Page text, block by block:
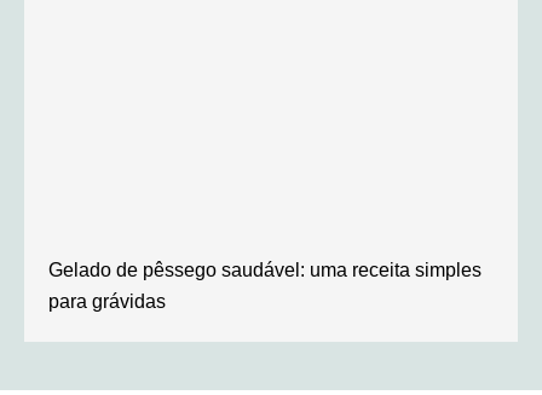
Gelado de pêssego saudável: uma receita simples
para grávidas